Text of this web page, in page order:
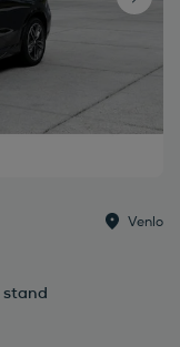
Venlo